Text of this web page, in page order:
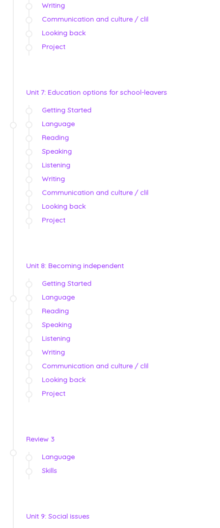
Writing
Communication and culture / clil
Looking back
Project
Unit 7: Education options for school-leavers
Getting Started
Language
Reading
Speaking
Listening
Writing
Communication and culture / clil
Looking back
Project
Unit 8: Becoming independent
Getting Started
Language
Reading
Speaking
Listening
Writing
Communication and culture / clil
Looking back
Project
Review 3
Language
Skills
Unit 9: Social issues